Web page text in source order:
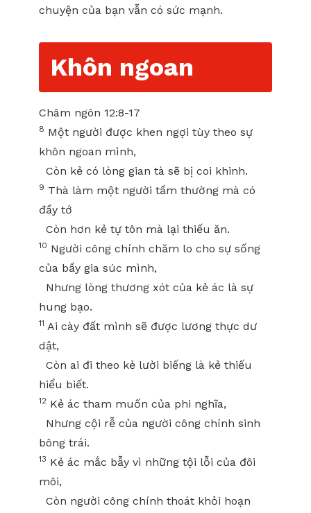
chuyện của bạn vẫn có sức mạnh.
Khôn ngoan
Châm ngôn 12:8-17
8 Một người được khen ngợi tùy theo sự
khôn ngoan mình,
Còn kẻ có lòng gian tà sẽ bị coi khinh.
9 Thà làm một người tầm thường mà có
đầy tớ
Còn hơn kẻ tự tôn mà lại thiếu ăn.
10 Người công chính chăm lo cho sự sống
của bầy gia súc mình,
Nhưng lòng thương xót của kẻ ác là sự
hung bạo.
11 Ai cày đất mình sẽ được lương thực dư
dật,
Còn ai đi theo kẻ lười biếng là kẻ thiếu
hiểu biết.
12 Kẻ ác tham muốn của phi nghĩa,
Nhưng cội rễ của người công chính sinh
bông trái.
13 Kẻ ác mắc bẫy vì những tội lỗi của đôi
môi,
Còn người công chính thoát khỏi hoạn